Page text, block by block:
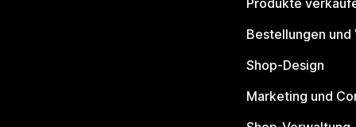
Produkte
Bestellungen und
Shop-Design
Marketing und